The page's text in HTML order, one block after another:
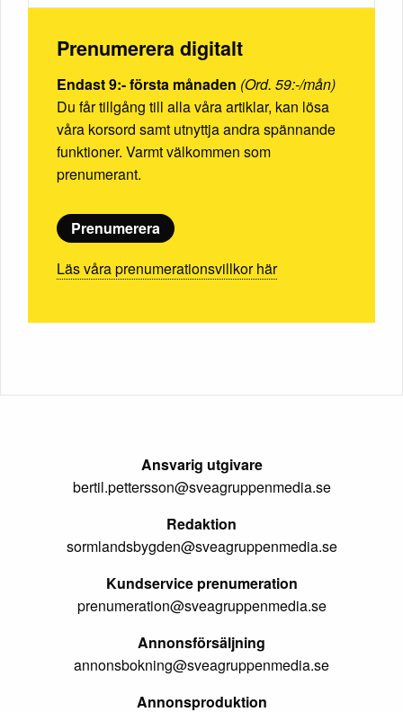
Prenumerera digitalt
Endast 9:- första månaden (Ord. 59:-/mån)
Du får tillgång till alla våra artiklar, kan lösa
våra korsord samt utnyttja andra spännande
funktioner. Varmt välkommen som
prenumerant.
Prenumerera
Läs våra prenumerationsvillkor här
Ansvarig utgivare
bertil.pettersson@sveagruppenmedia.se
Redaktion
sormlandsbygden@sveagruppenmedia.se
Kundservice prenumeration
prenumeration@sveagruppenmedia.se
Annonsförsäljning
annonsbokning@sveagruppenmedia.se
Annonsproduktion